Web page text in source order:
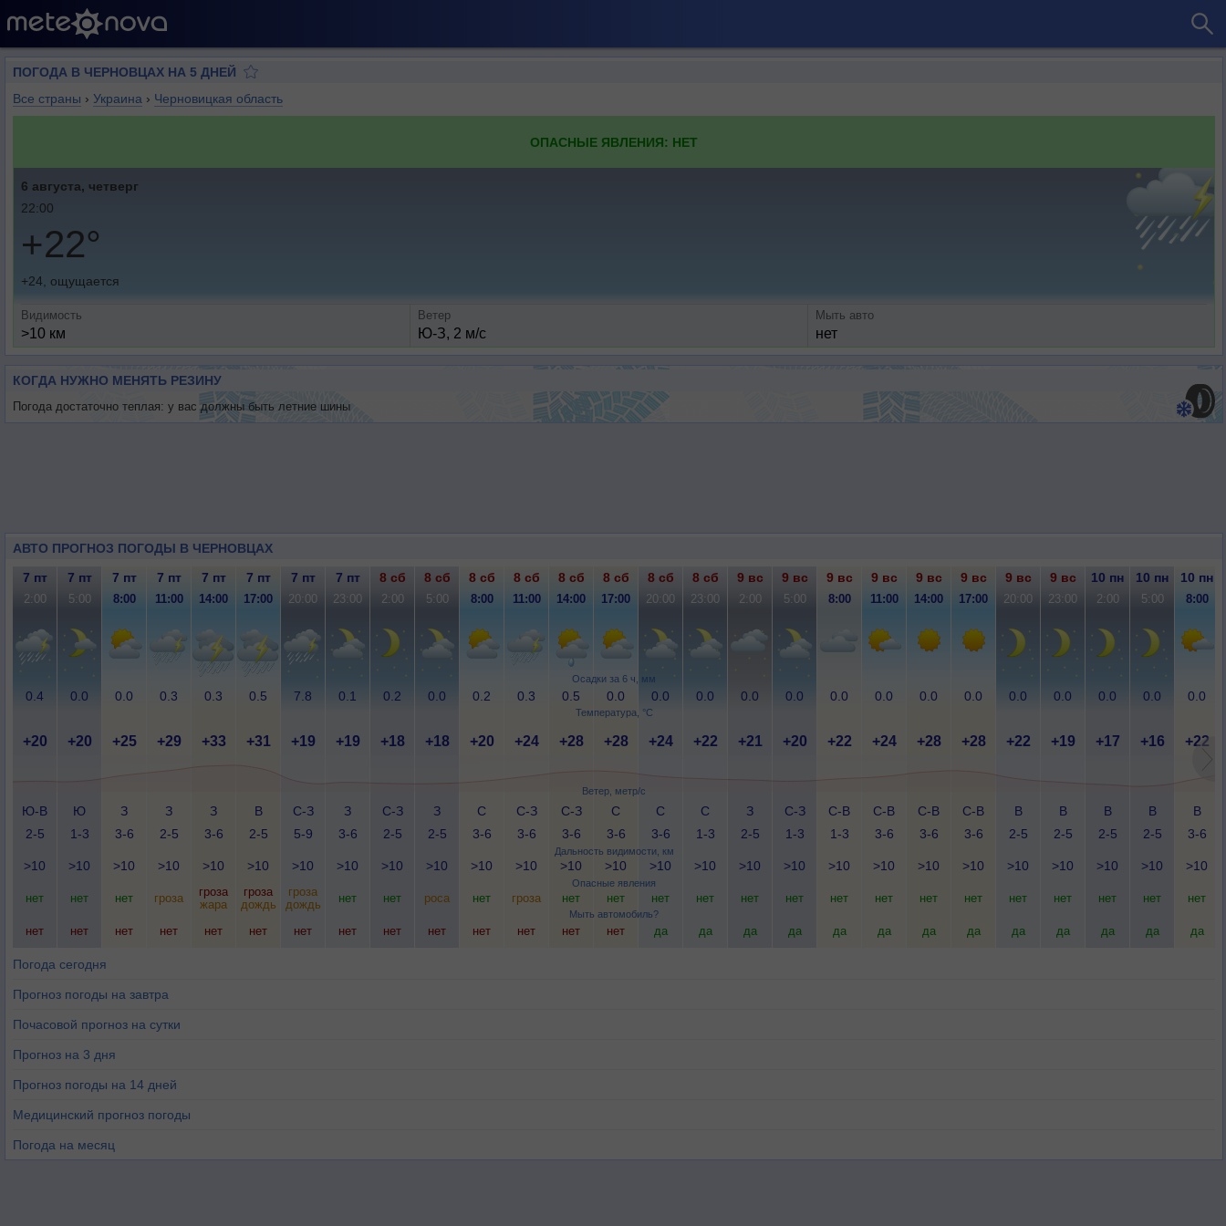
ПОГОДА В ЧЕРНОВЦАХ НА 5 ДНЕЙ
Все страны › Украина › Черновицкая область
ОПАСНЫЕ ЯВЛЕНИЯ: НЕТ
6 августа, четверг
22:00
+22°
+24, ощущается
Видимость
>10 км
Ветер
Ю-З, 2 м/с
Мыть авто
нет
КОГДА НУЖНО МЕНЯТЬ РЕЗИНУ
Погода достаточно теплая: у вас должны быть летние шины
АВТО ПРОГНОЗ ПОГОДЫ В ЧЕРНОВЦАХ
Осадки за 6 ч, мм
Температура, °C
Ветер, метр/с
Дальность видимости, км
Опасные явления
Мыть автомобиль?
7 пт 7 пт 7 пт 7 пт 7 пт 7 пт 7 пт 7 пт 8 сб 8 сб 8 сб 8 сб 8 сб 8 сб 8 сб 8 сб 9 вс 9 вс 9 вс 9 вс 9 вс 9 вс 9 вс 9 вс 10 пн 10 пн 10 пн
2:00 5:00 8:00 11:00 14:00 17:00 20:00 23:00 2:00 5:00 8:00 11:00 14:00 17:00 20:00 23:00 2:00 5:00 8:00 11:00 14:00 17:00 20:00 23:00 2:00 5:00 8:00
0.4 0.0 0.0 0.3 0.3 0.5 7.8 0.1 0.2 0.0 0.2 0.3 0.5 0.0 0.0 0.0 0.0 0.0 0.0 0.0 0.0 0.0 0.0 0.0 0.0 0.0 0.0
+20 +20 +25 +29 +33 +31 +19 +19 +18 +18 +20 +24 +28 +28 +24 +22 +21 +20 +22 +24 +28 +28 +22 +19 +17 +16 +22
Ю-В
2-5
Ю
1-3
З
3-6
З
2-5
З
3-6
В
2-5
С-З
5-9
З
3-6
С-З
2-5
З
2-5
С
3-6
С-З
3-6
С-З
3-6
С
3-6
С
3-6
С
1-3
З
2-5
С-З
1-3
С-В
1-3
С-В
3-6
С-В
3-6
С-В
3-6
В
2-5
В
2-5
В
2-5
В
2-5
В
3-6
>10 >10 >10 >10 >10 >10 >10 >10 >10 >10 >10 >10 >10 >10 >10 >10 >10 >10 >10 >10 >10 >10 >10 >10 >10 >10 >10
нет нет нет гроза
гроза
жара
гроза
дождь
гроза
дождь
нет нет роса нет гроза нет нет нет нет нет нет нет нет нет нет нет нет нет нет нет
нет нет нет нет нет нет нет нет нет нет нет нет нет нет да да да да да да да да да да да да да
Погода сегодня
Прогноз погоды на завтра
Почасовой прогноз на сутки
Прогноз на 3 дня
Прогноз погоды на 14 дней
Медицинский прогноз погоды
Погода на месяц